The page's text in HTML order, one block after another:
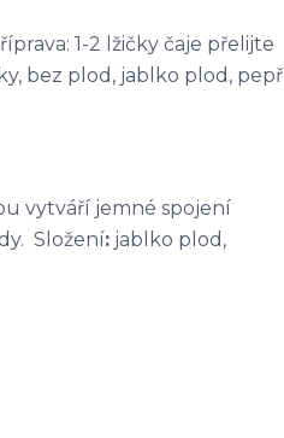
1-2 lžičky čaje přelijte
bez plod, jablko plod, pepř
vytváří jemné spojení
Složení: jablko plod,